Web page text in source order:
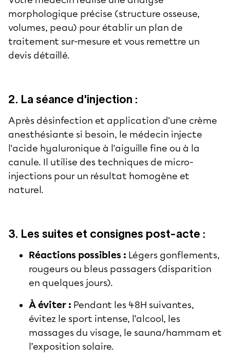
morphologique précise (structure osseuse,
volumes, peau) pour établir un plan de
traitement sur-mesure et vous remettre un
devis détaillé.
2. La séance d'injection :
Après désinfection et application d'une crème
anesthésiante si besoin, le médecin injecte
l'acide hyaluronique à l'aiguille fine ou à la
canule. Il utilise des techniques de micro-
injections pour un résultat homogène et
naturel.
3. Les suites et consignes post-acte :
Réactions possibles : Légers gonflements,
rougeurs ou bleus passagers (disparition
en quelques jours).
À éviter : Pendant les 48H suivantes,
évitez le sport intense, l’alcool, les
massages du visage, le sauna/hammam et
l’exposition solaire.